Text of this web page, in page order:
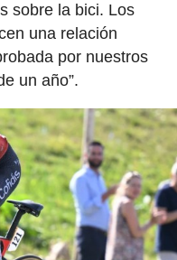
sobre la bici. Los
una relación
por nuestros
un año”.